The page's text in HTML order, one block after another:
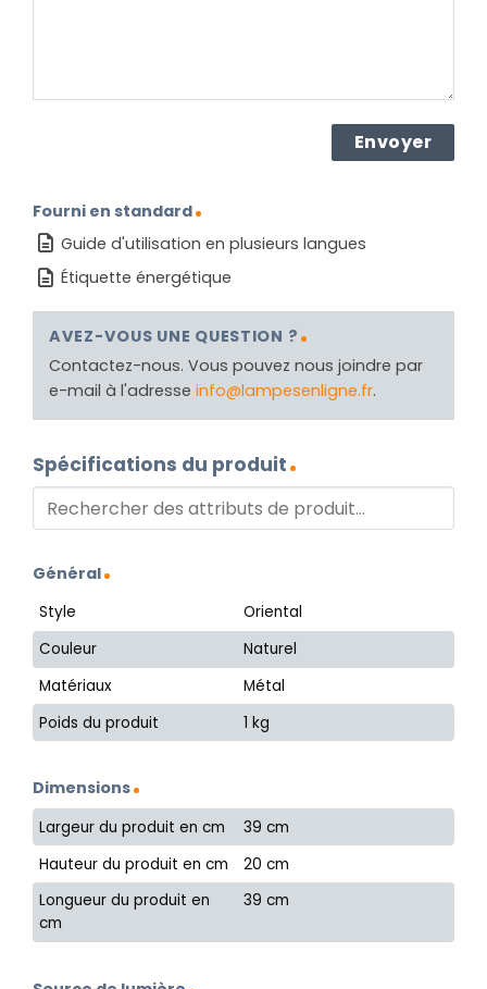
Fourni en standard
Guide d'utilisation en plusieurs langues
Étiquette énergétique
AVEZ-VOUS UNE QUESTION ?
Contactez-nous. Vous pouvez nous joindre par
e-mail à l'adresse info@lampesenligne.fr.
Spécifications du produit
Général
Style
Oriental
Couleur
Naturel
Matériaux
Métal
Poids du produit
1 kg
Dimensions
Largeur du produit en cm
39 cm
Hauteur du produit en cm
20 cm
Longueur du produit en
cm
39 cm